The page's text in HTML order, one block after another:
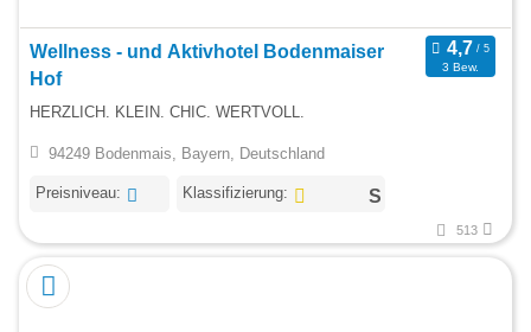
Wellness - und Aktivhotel Bodenmaiser
Hof
3 Bew.
HERZLICH. KLEIN. CHIC. WERTVOLL.
94249 Bodenmais, Bayern, Deutschland
Preisniveau: Klassifizierung:
513